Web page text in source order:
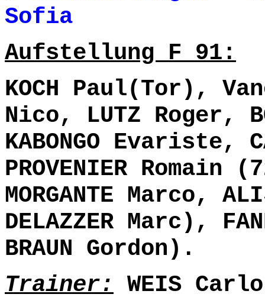
Sofia 0-
Aufstellung F 91:
KOCH Paul(Tor),
Nico, LUTZ Roger,
KABONGO Evariste,
PROVENIER Romain
MORGANTE Marco,
DELAZZER Marc),
BRAUN Gordon).
Trainer: WEIS